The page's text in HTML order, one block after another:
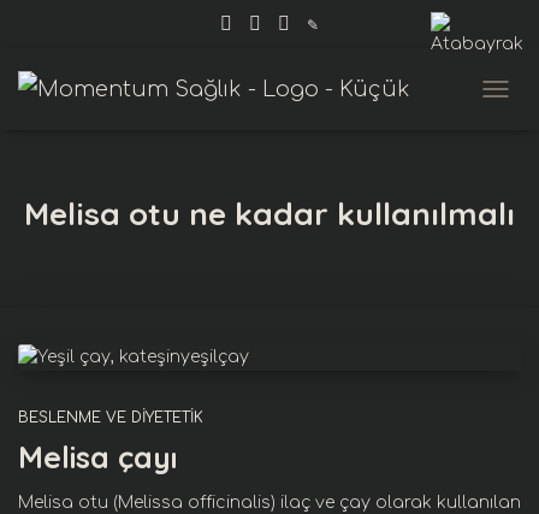
✎
Melisa otu ne kadar kullanılmalı
BESLENME VE DIYETETIK
Melisa çayı
Melisa otu (Melissa officinalis) ilaç ve çay olarak kullanılan